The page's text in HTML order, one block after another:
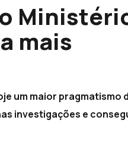
mais
um maior pragmatismo
investigações e